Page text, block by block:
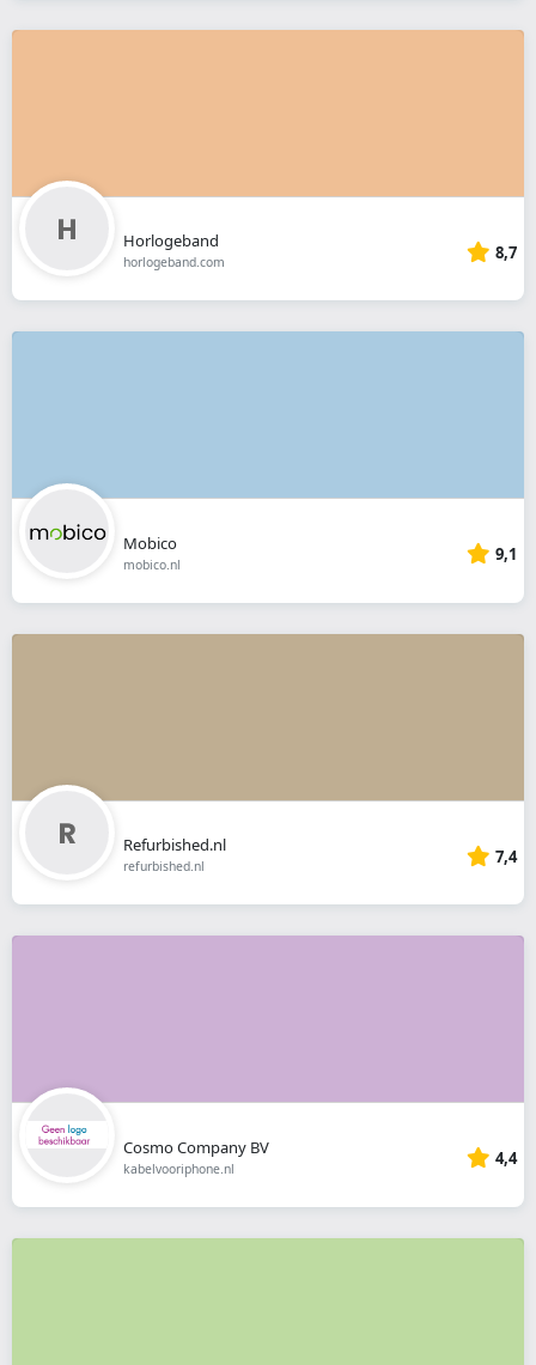
Horlogeband
horlogeband.com 8,7
Mobico
mobico.nl 9,1
Refurbished.nl
refurbished.nl 7,4
Cosmo Company BV
kabelvooriphone.nl 4,4